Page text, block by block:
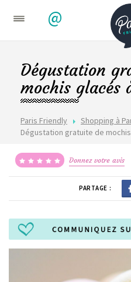
@
Paris Friendly Shopping à
Dégustation gratuite de
Dégustation
mochis glacés
Donnez votre avis
PARTAGE :